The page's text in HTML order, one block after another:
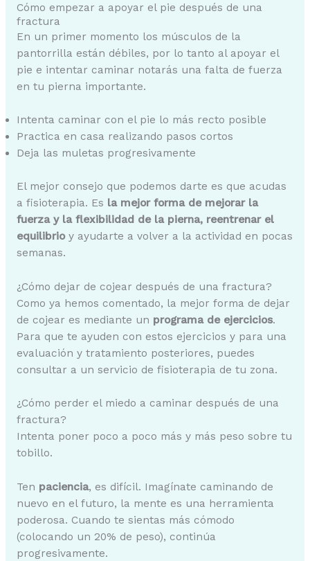
Cómo empezar a apoyar el pie después de una
fractura
En un primer momento los músculos de la
pantorrilla están débiles, por lo tanto al apoyar el
pie e intentar caminar notarás una falta de fuerza
en tu pierna importante.
Intenta caminar con el pie lo más recto posible
Practica en casa realizando pasos cortos
Deja las muletas progresivamente
El mejor consejo que podemos darte es que acudas
a fisioterapia. Es la mejor forma de mejorar la
fuerza y la flexibilidad de la pierna, reentrenar el
equilibrioy ayudarte a volver a la actividad en pocas
semanas.
¿Cómo dejar de cojear después de una fractura?
Como ya hemos comentado, la mejor forma de dejar
de cojear es mediante un programa de ejercicios.
Para que te ayuden con estos ejercicios y para una
evaluación y tratamiento posteriores, puedes
consultar a un servicio de fisioterapia de tu zona.
¿Cómo perder el miedo a caminar después de una
fractura?
Intenta poner poco a poco más y más peso sobre tu
tobillo.
Ten paciencia, es difícil. Imagínate caminando de
nuevo en el futuro, la mente es una herramienta
poderosa. Cuando te sientas más cómodo
(colocando un 20% de peso), continúa
progresivamente.